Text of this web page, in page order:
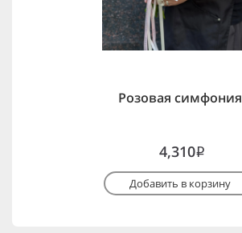
Розовая симфония
4,310i
Добавить в корзину